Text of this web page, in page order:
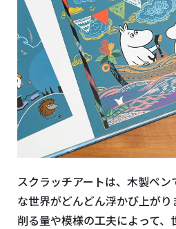
スクラッチアートは、木製ペ
な世界がどんどん浮かび上がり
削る量や模様の工夫によって